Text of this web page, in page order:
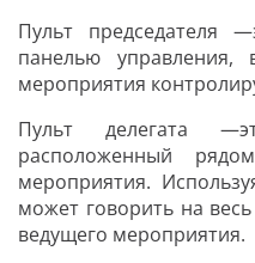
Пульт председателя
панелью управления,
мероприятия
Пульт делегата
расположенный
мероприятия.
может говорить на
ведущего мероприятия.